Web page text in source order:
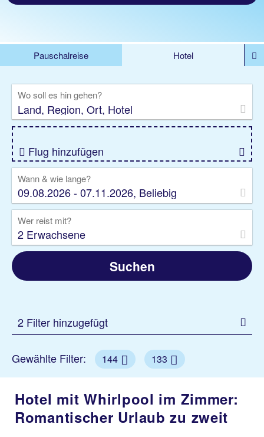
Pauschalreise
Hotel
Rundreise
Kreuzfahrt
Gruppenreise
Camper Privattransfer
Wo soll es hin gehen?
Flug hinzufügen
Wann & wie lange?
09.08.2026 - 07.11.2026, Beliebig
Wer reist mit?
2 Erwachsene
Suchen
2 Filter hinzugefügt
Gewählte Filter: 144 133
Hotel mit Whirlpool im Zimmer:
Romantischer Urlaub zu zweit